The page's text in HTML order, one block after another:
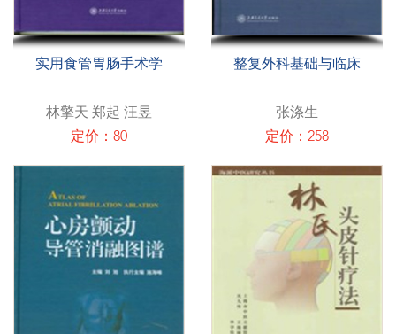
实用食管胃肠手术学
林擎天 郑起 汪昱
定价：80
整复外科基础与临床
张涤生
定价：258